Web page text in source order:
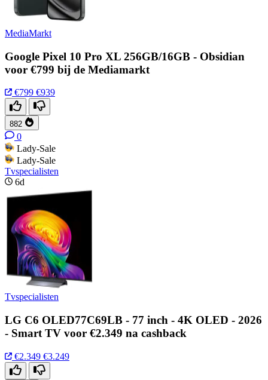
MediaMarkt
Google Pixel 10 Pro XL 256GB/16GB - Obsidian
voor €799 bij de Mediamarkt
€799 €939
882
0
Lady-Sale
Lady-Sale
Tvspecialisten
6d
Tvspecialisten
LG C6 OLED77C69LB - 77 inch - 4K OLED - 2026
- Smart TV voor €2.349 na cashback
€2.349 €3.249